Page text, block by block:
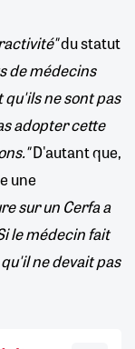
du statut
de médecins
ne sont pas
adopter cette
D'autant que,
une
sur un Cerfa a
le médecin fait
ne devait pas